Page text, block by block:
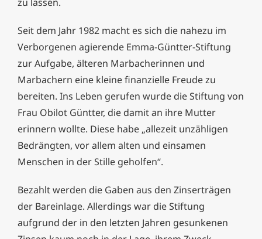
Seit dem Jahr 1982 macht es sich die nahezu im
Verborgenen agierende Emma-Güntter-Stiftung
zur Aufgabe, älteren Marbacherinnen und
Marbachern eine kleine finanzielle Freude zu
bereiten. Ins Leben gerufen wurde die Stiftung von
Frau Obilot Güntter, die damit an ihre Mutter
erinnern wollte. Diese habe „allezeit unzähligen
Bedrängten, vor allem alten und einsamen
Menschen in der Stille geholfen“.
Bezahlt werden die Gaben aus den Zinserträgen
der Bareinlage. Allerdings war die Stiftung
aufgrund der in den letzten Jahren gesunkenen